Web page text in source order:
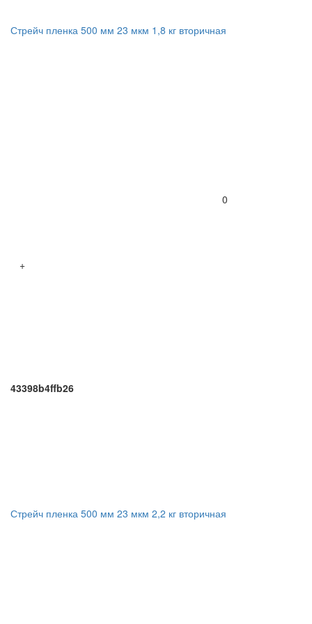
Стрейч пленка 500 мм 23 мкм 1,8 кг вторичная
0
+
43398b4ffb26
Стрейч пленка 500 мм 23 мкм 2,2 кг вторичная